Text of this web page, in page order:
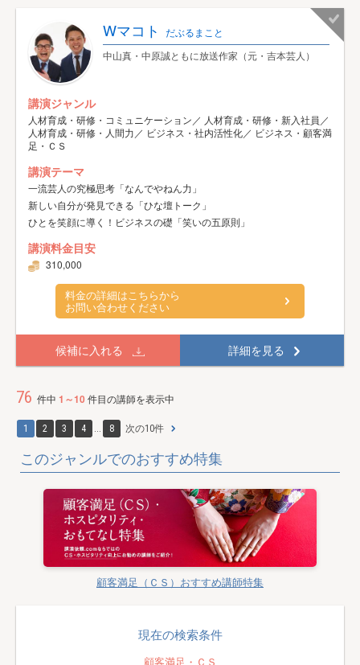
Wマコト
だぶるまこと
中山真・中原誠ともに放送作家（元・吉本芸人）
講演ジャンル
人材育成・研修・コミュニケーション／ 人材育成・研修・新入社員／
人材育成・研修・人間力／ ビジネス・社内活性化／ ビジネス・顧客満
足・ＣＳ
講演テーマ
一流芸人の究極思考「なんでやねん力」
新しい自分が発見できる「ひな壇トーク」
ひとを笑顔に導く！ビジネスの礎「笑いの五原則」
講演料金目安
310,000
料金の詳細はこちらから
お問い合わせください
候補に入れる 詳細を見る
76 件中 1～10件目の講師を表示中
1 2 3 4 ... 8 次の10件
このジャンルでのおすすめ特集
顧客満足（ＣＳ）おすすめ講師特集
現在の検索条件
顧客満足・ＣＳ